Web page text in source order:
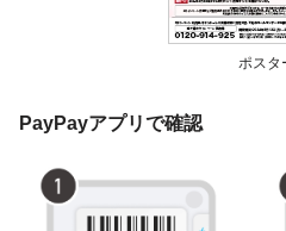
ポスタ
PayPayアプリで確認